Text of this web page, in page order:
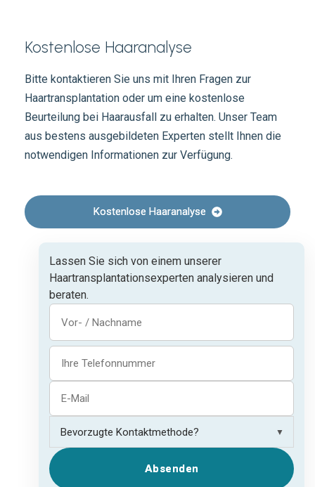
Kostenlose Haaranalyse
Bitte kontaktieren Sie uns mit Ihren Fragen zur
Haartransplantation oder um eine kostenlose
Beurteilung bei Haarausfall zu erhalten. Unser Team
aus bestens ausgebildeten Experten stellt Ihnen die
notwendigen Informationen zur Verfügung.
Kostenlose Haaranalyse
Lassen Sie sich von einem unserer
Haartransplantationsexperten analysieren und
beraten.
▼
Absenden